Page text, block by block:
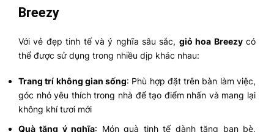
Breezy
Với vẻ đẹp tinh tế và ý nghĩa sâu sắc, giỏ hoa Breezycó
thể được sử dụng trong nhiều dịp khác nhau:
Trang trí không gian sống: Phù hợp đặt trên bàn làm việc,
góc nhỏ yêu thích trong nhà để tạo điểm nhấn và mang lại
không khí tươi mới
Quà tặng ý nghĩa: Món quà tinh tế dành tặng bạn bè,